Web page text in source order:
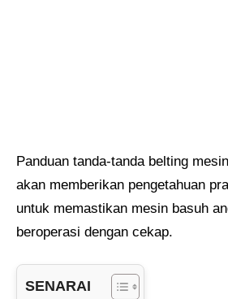
Panduan tanda-tanda belting
akan memberikan pengetahuan
untuk memastikan mesin basuh
beroperasi dengan cekap.
SENARAI